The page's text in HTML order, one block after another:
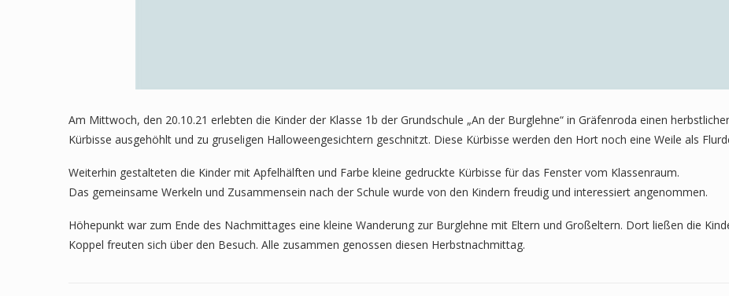
Am Mittwoch, den 20.10.21 erlebten die Kinder der Klasse 1b der Grundschule „An der Burglehne“ in Gräfenroda einen
Kürbisse ausgehöhlt und zu gruseligen Halloweengesichtern geschnitzt. Diese Kürbisse werden den Hort noch eine Weile als
Weiterhin gestalteten die Kinder mit Apfelhälften und Farbe kleine gedruckte Kürbisse für das Fenster vom Klassenraum.
Das gemeinsame Werkeln und Zusammensein nach der Schule wurde von den Kindern freudig und interessiert angenommen.
Höhepunkt war zum Ende des Nachmittages eine kleine Wanderung zur Burglehne mit Eltern und Großeltern. Dort ließen die
Koppel freuten sich über den Besuch. Alle zusammen genossen diesen Herbstnachmittag.